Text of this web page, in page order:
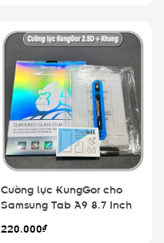
Cường lực KungGor cho
Samsung Tab A9 8.7 Inch
220.000₫